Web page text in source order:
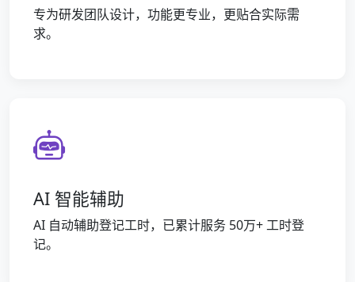
专为研发团队设计，功能更专业，更贴合实际需
求。
AI 智能辅助
AI 自动辅助登记工时，已累计服务 50万+ 工时登
记。